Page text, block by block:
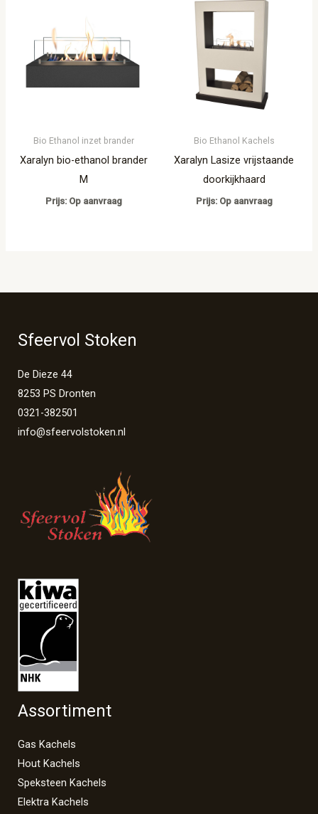
Bio Ethanol inzet brander
Xaralyn bio-ethanol brander
M
Prijs: Op aanvraag
Bio Ethanol Kachels
Xaralyn Lasize vrijstaande
doorkijkhaard
Prijs: Op aanvraag
Sfeervol Stoken
De Dieze 44
8253 PS Dronten
0321-382501
info@sfeervolstoken.nl
Assortiment
Gas Kachels
Hout Kachels
Speksteen Kachels
Elektra Kachels